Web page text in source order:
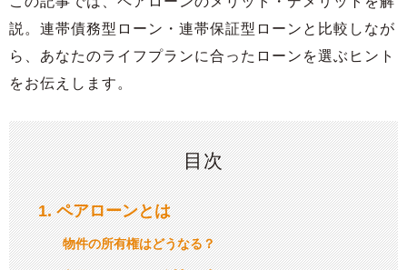
説。連帯債務型ローン・連帯保証型ローンと比較しなが
ら、あなたのライフプランに合ったローンを選ぶヒント
をお伝えします。
目次
1 ペアローンとは
物件の所有権はどうなる？